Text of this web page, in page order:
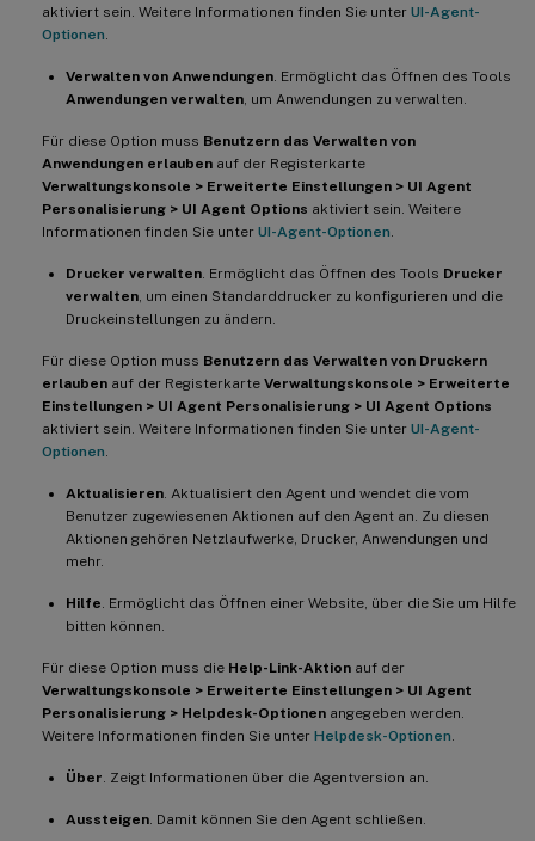
aktiviert sein. Weitere Informationen finden Sie unter UI-Agent-
Optionen
Verwalten von Anwendungen . Ermöglicht das Öffnen des Tools
Anwendungen verwalten , um Anwendungen zu verwalten.
Für diese Option muss Benutzern das Verwalten von
Anwendungen erlauben auf der Registerkarte
Verwaltungskonsole > Erweiterte Einstellungen > UI Agent
Personalisierung > UI Agent Options aktiviert sein. Weitere
Informationen finden Sie unter UI-Agent-Optionen
Drucker verwalten . Ermöglicht das Öffnen des Tools Drucker
verwalten , um einen Standarddrucker zu konfigurieren und die
Druckeinstellungen zu ändern.
Für diese Option muss Benutzern das Verwalten von Druckern
erlauben auf der Registerkarte Verwaltungskonsole > Erweiterte
Einstellungen > UI Agent Personalisierung > UI Agent Options
aktiviert sein. Weitere Informationen finden Sie unter UI-Agent-
Optionen
Aktualisieren . Aktualisiert den Agent und wendet die vom
Benutzer zugewiesenen Aktionen auf den Agent an. Zu diesen
Aktionen gehören Netzlaufwerke, Drucker, Anwendungen und
mehr.
Hilfe . Ermöglicht das Öffnen einer Website, über die Sie um Hilfe
bitten können.
Für diese Option muss die Help-Link-Aktion auf der
Verwaltungskonsole > Erweiterte Einstellungen > UI Agent
Personalisierung > Helpdesk-Optionen angegeben werden.
Weitere Informationen finden Sie unter Helpdesk-Optionen
Über . Zeigt Informationen über die Agentversion an.
Aussteigen . Damit können Sie den Agent schließen.